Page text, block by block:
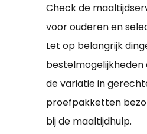
Check de
voor ouderen en
Let op belangrijk
de variatie in
proefpakketten
bij de maaltijdhulp.